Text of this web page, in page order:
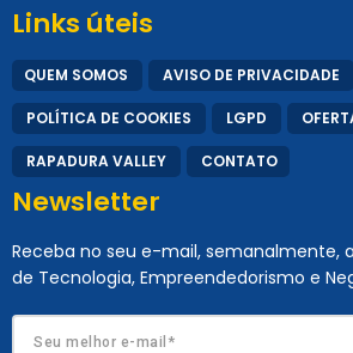
Links úteis
QUEM SOMOS AVISO DE PRIVACIDADE
POLÍTICA DE COOKIES LGPD
RAPADURA VALLEY CONTATO
Newsletter
Receba no seu e-mail, semanalmente,
de Tecnologia, Empreendedorismo e